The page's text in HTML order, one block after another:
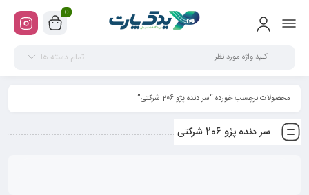
0
تمام دسته ها
محصولات برچسب خورده “سر دنده پژو 206 شرکتی”
سر دنده پژو 206 شرکتی